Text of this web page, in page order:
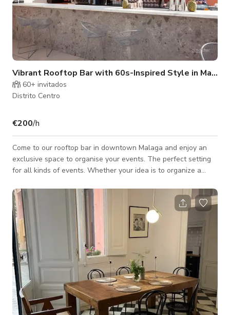
Vibrant Rooftop Bar with 60s-Inspired Style in Malaga
60+ invitados
Distrito Centro
€200/h
Come to our rooftop bar in downtown Malaga and enjoy an
exclusive space to organise your events. The perfect setting
for all kinds of events. Whether your idea is to organize a
our rooftop bar adapt to each of your needs. With its boho-
hippie chic style, bright colours, and light-hearted feel of the
60s, it is a unique space to host an informal and exclusive
event. Whether you are staying at our holiday apartments in
Malaga or want to